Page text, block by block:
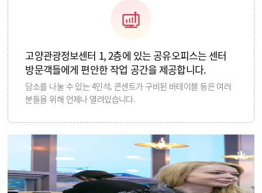
고양관광정보센터 1, 2층에 있는 공유오피스는 센터
방문객들에게 편안한 작업 공간을 제공합니다.
담소를 나눌 수 있는 4인석, 콘센트가 구비된 바테이블 등은 여러
분들을 위해 언제나 열려있습니다.